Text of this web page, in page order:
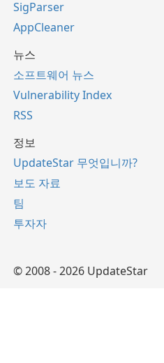
SigParser
AppCleaner
뉴스
소프트웨어 뉴스
Vulnerability Index
RSS
정보
UpdateStar 무엇입니까?
보도 자료
팀
투자자
© 2008 - 2026 UpdateStar